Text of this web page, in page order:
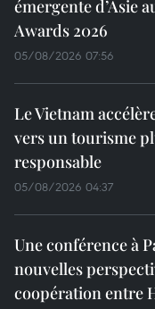
émergente d’Asie
Awards 2026
05/08/2026 07:56
Le Vietnam
vers un tourisme
responsable
05/08/2026 04:37
Une conférence à
nouvelles
coopération entre